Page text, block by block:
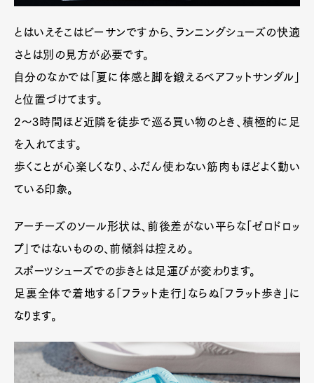
とはいえそこはビーサンですから、ランニングシューズの快適
さとは別の見方が必要です。
自分のなかでは「夏に体感と脚を鍛えるベアフットサンダル」
と位置づけてます。
2〜3時間ほど近隣を徒歩で巡る買い物のとき、積極的に足
を入れてます。
歩くことが心楽しくなり、ふだん使わない筋肉もほどよく動い
ている印象。
アーチーズのソール形状は、前後差がない平らな「ゼロドロッ
プ」ではないものの、前傾斜は控えめ。
スポーツシューズでの歩きとは足運びが変わります。
足裏全体で着地する「フラット走行」ならぬ「フラット歩き」に
なります。